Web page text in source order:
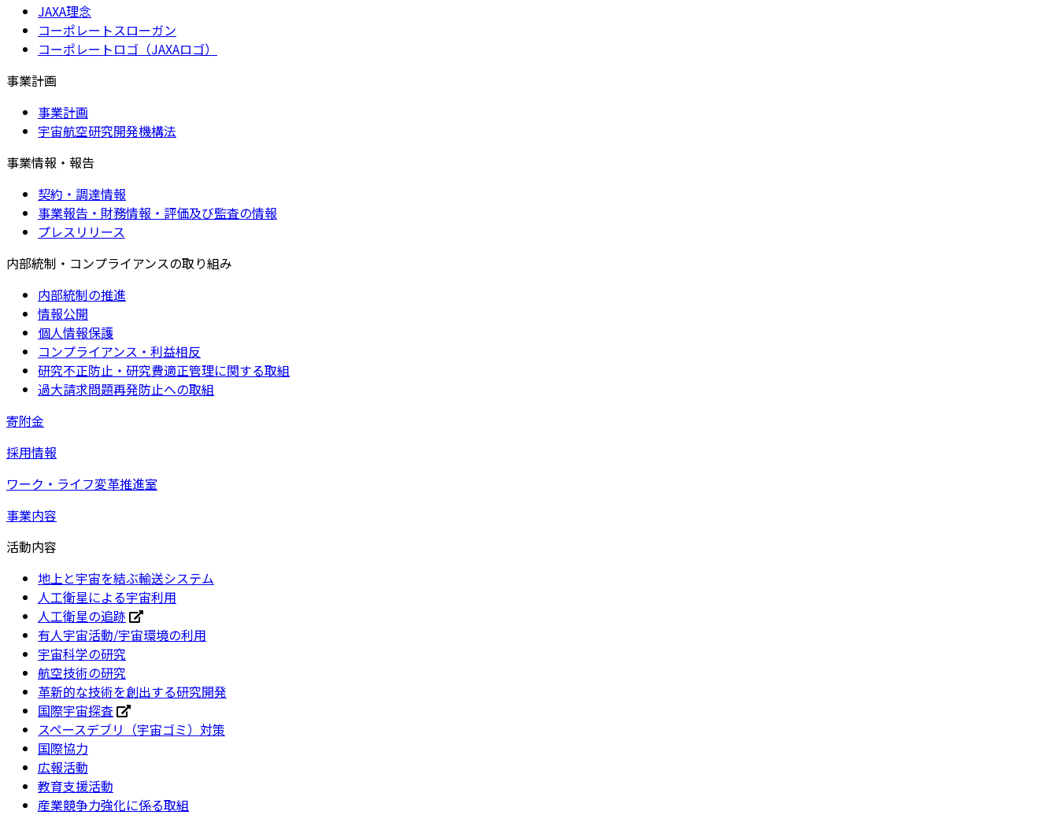
JAXA理念
コーポレートスローガン
コーポレートロゴ（JAXAロゴ）
事業計画
事業計画
宇宙航空研究開発機構法
事業情報・報告
契約・調達情報
事業報告・財務情報・評価及び監査の情報
プレスリリース
内部統制・コンプライアンスの取り組み
内部統制の推進
情報公開
個人情報保護
コンプライアンス・利益相反
研究不正防止・研究費適正管理に関する取組
過大請求問題再発防止への取組
寄附金
採用情報
ワーク・ライフ変革推進室
事業内容
活動内容
地上と宇宙を結ぶ輸送システム
人工衛星による宇宙利用
人工衛星の追跡
有人宇宙活動/宇宙環境の利用
宇宙科学の研究
航空技術の研究
革新的な技術を創出する研究開発
国際宇宙探査
スペースデブリ（宇宙ゴミ）対策
国際協力
広報活動
教育支援活動
産業競争力強化に係る取組